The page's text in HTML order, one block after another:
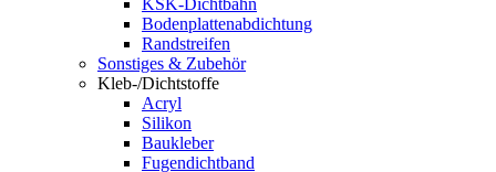
KSK-Dichtbahn
Bodenplattenabdichtung
Randstreifen
Sonstiges & Zubehör
Kleb-/Dichtstoffe
Acryl
Silikon
Baukleber
Fugendichtband